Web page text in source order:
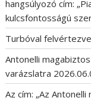
hangsúlyozó cím:
kulcsfontosságú
Turbóval
Antonelli
varázslatra
Az cím: „Az